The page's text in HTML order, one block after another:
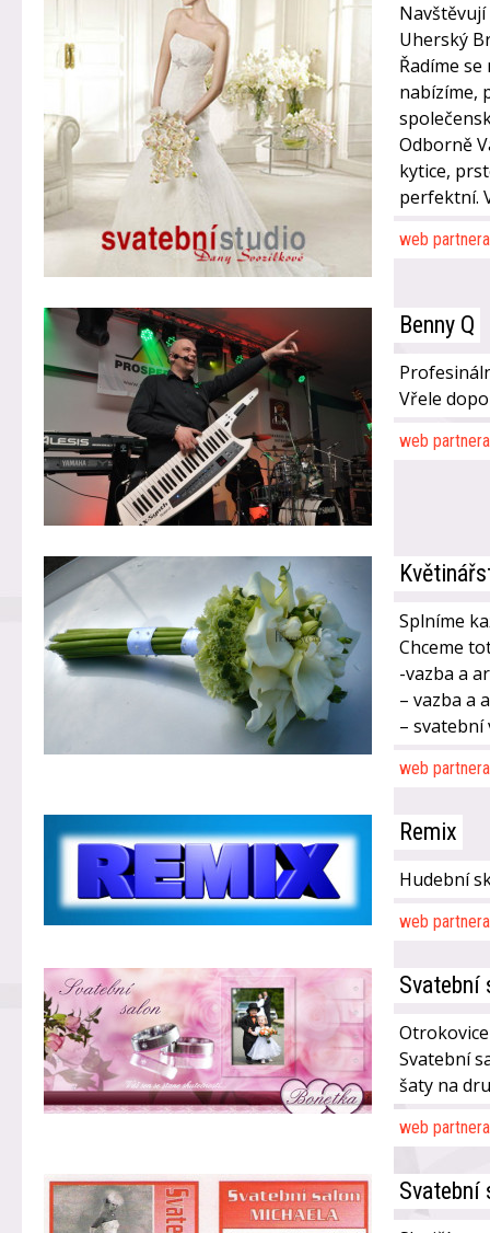
Uherský
Řadíme
nabízíme,
Odborně
kytice,
perfektní.
web partnera
Benny Q
Vřele
web partnera
Splníme
Chceme
-vazba a
– vazba a
– svatební
web partnera
Remix
Hudební
web partnera
Svatební
Otrokovice
Svatební
šaty na
web partnera
Svatební